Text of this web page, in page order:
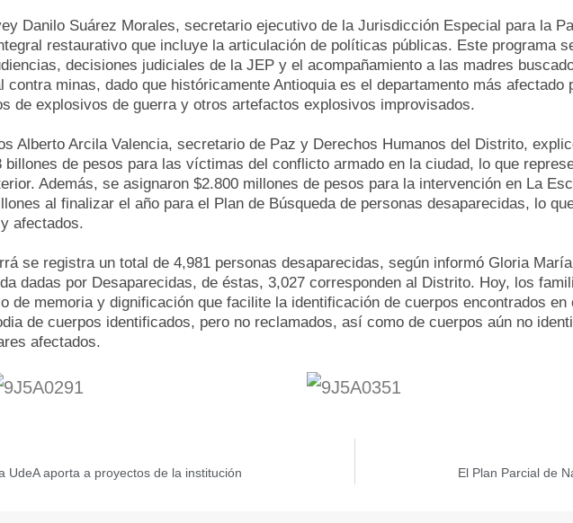
Danilo Suárez Morales, secretario ejecutivo de la Jurisdicción Especial para la
restaurativo que incluye la articulación de políticas públicas. Este programa
decisiones judiciales de la JEP y el acompañamiento a las madres
contra minas, dado que históricamente Antioquia es el departamento más afectado
de explosivos de guerra y otros artefactos explosivos improvisados.
Alberto Arcila Valencia, secretario de Paz y Derechos Humanos del Distrito,
billones de pesos para las víctimas del conflicto armado en la ciudad, lo que
Además, se asignaron $2.800 millones de pesos para la intervención en La
al finalizar el año para el Plan de Búsqueda de personas desaparecidas, lo
afectados.
se registra un total de 4,981 personas desaparecidas, según informó Gloria
dadas por Desaparecidas, de éstas, 3,027 corresponden al Distrito. Hoy, los
de memoria y dignificación que facilite la identificación de cuerpos encontrados en
de cuerpos identificados, pero no reclamados, así como de cuerpos aún no
afectados.
UdeA aporta a proyectos de la institución El Plan Parcial de